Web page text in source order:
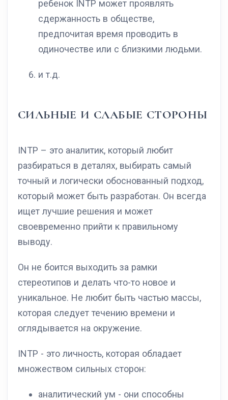
ребенок INTP может проявлять
сдержанность в обществе,
предпочитая время проводить в
одиночестве или с близкими людьми.
и т.д.
СИЛЬНЫЕ И СЛАБЫЕ СТОРОНЫ
INTP – это аналитик, который любит
разбираться в деталях, выбирать самый
точный и логически обоснованный подход,
который может быть разработан. Он всегда
ищет лучшие решения и может
своевременно прийти к правильному
выводу.
Он не боится выходить за рамки
стереотипов и делать что-то новое и
уникальное. Не любит быть частью массы,
которая следует течению времени и
оглядывается на окружение.
INTP - это личность, которая обладает
множеством сильных сторон:
аналитический ум - они способны